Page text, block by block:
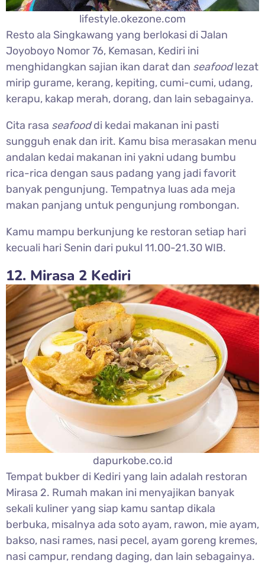
lifestyle.okezone.com
Resto ala Singkawang yang berlokasi di Jalan
Joyoboyo Nomor 76, Kemasan, Kediri ini
menghidangkan sajian ikan darat dan seafoodlezat
mirip gurame, kerang, kepiting, cumi-cumi, udang,
kerapu, kakap merah, dorang, dan lain sebagainya.
Cita rasa seafooddi kedai makanan ini pasti
sungguh enak dan irit. Kamu bisa merasakan menu
andalan kedai makanan ini yakni udang bumbu
rica-rica dengan saus padang yang jadi favorit
banyak pengunjung. Tempatnya luas ada meja
makan panjang untuk pengunjung rombongan.
Kamu mampu berkunjung ke restoran setiap hari
kecuali hari Senin dari pukul 11.00-21.30 WIB.
12. Mirasa 2 Kediri
dapurkobe.co.id
Tempat bukber di Kediri yang lain adalah restoran
Mirasa 2. Rumah makan ini menyajikan banyak
sekali kuliner yang siap kamu santap dikala
berbuka, misalnya ada soto ayam, rawon, mie ayam,
bakso, nasi rames, nasi pecel, ayam goreng kremes,
nasi campur, rendang daging, dan lain sebagainya.